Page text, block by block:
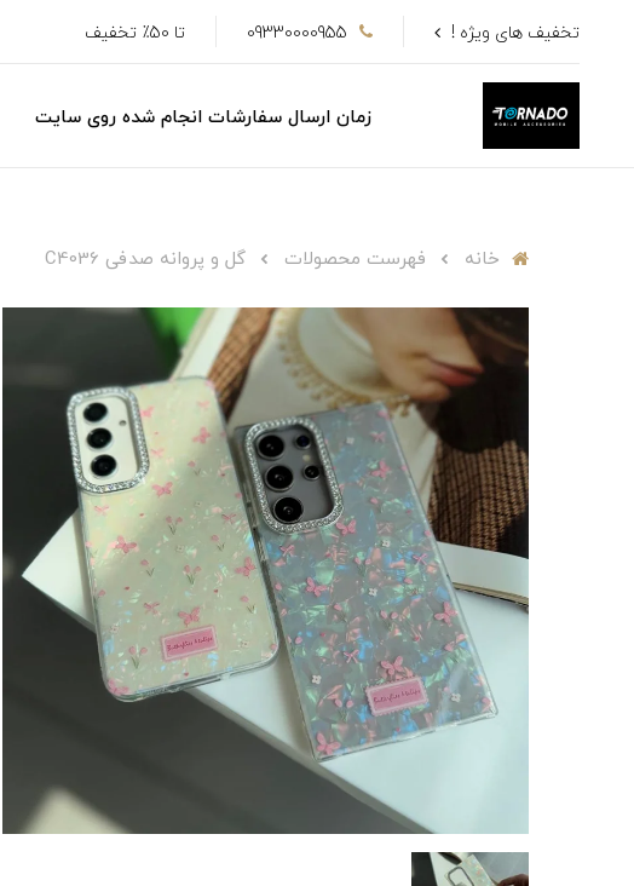
تخفیف های ویژه ! 09330000955 تا 50٪ تخفیف
زمان ارسال سفارشات انجام شده روی سایت
خانه فهرست محصولات گل و پروانه صدفی C4036